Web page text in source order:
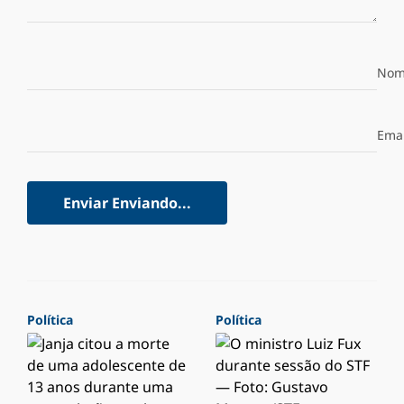
Enviar Enviando...
Política Política